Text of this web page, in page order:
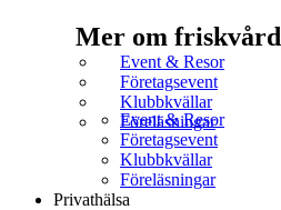
Mer om friskvård
Event & Resor
Företagsevent
Klubbkvällar
Föreläsningar
Event & Resor
Företagsevent
Klubbkvällar
Föreläsningar
Privathälsa